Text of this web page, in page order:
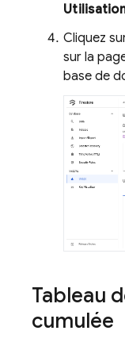
Cliquez
sur la
base de
Tableau
cumulée